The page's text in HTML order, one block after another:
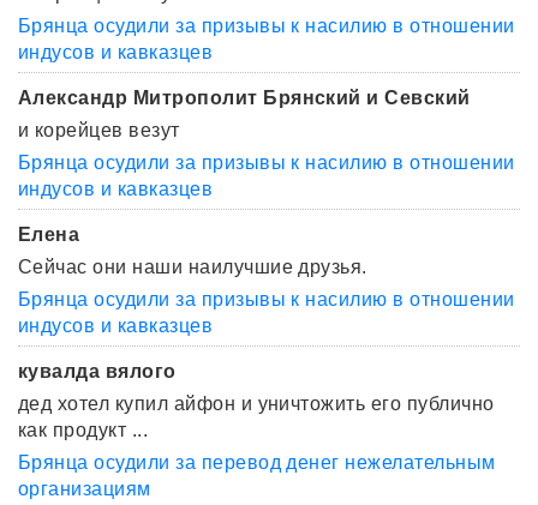
Брянца осудили за призывы к насилию в отношении
индусов и кавказцев
Александр Митрополит Брянский и Севский
и корейцев везут
Брянца осудили за призывы к насилию в отношении
индусов и кавказцев
Елена
Сейчас они наши наилучшие друзья.
Брянца осудили за призывы к насилию в отношении
индусов и кавказцев
кувалда вялого
дед хотел купил айфон и уничтожить его публично
как продукт ...
Брянца осудили за перевод денег нежелательным
организациям